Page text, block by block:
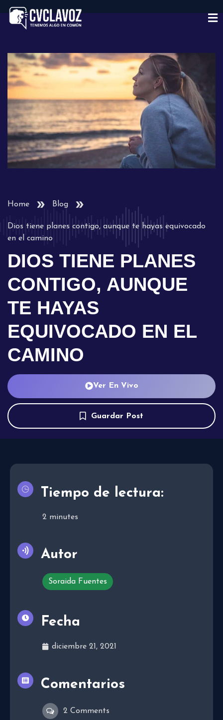
Home Blog
Dios tiene planes contigo, aunque te hayas equivocado
en el camino
DIOS TIENE PLANES
CONTIGO, AUNQUE
TE HAYAS
EQUIVOCADO EN EL
CAMINO
Ver En Vivo
Guardar Post
Tiempo de lectura:
2 minutes
Autor
Soraida Fuentes
Fecha
diciembre 21, 2021
Comentarios
2 Comments